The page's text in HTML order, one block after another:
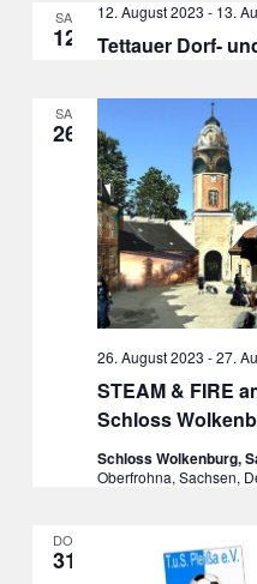
SA.
12 Tettauer Dorf-
12. August 2023 - 13.
SA.
26
STEAM & FIRE
Schloss
26. August 2023 -27.
Schloss Wolkenburg,
Oberfrohna, Sachsen,
DO.
31